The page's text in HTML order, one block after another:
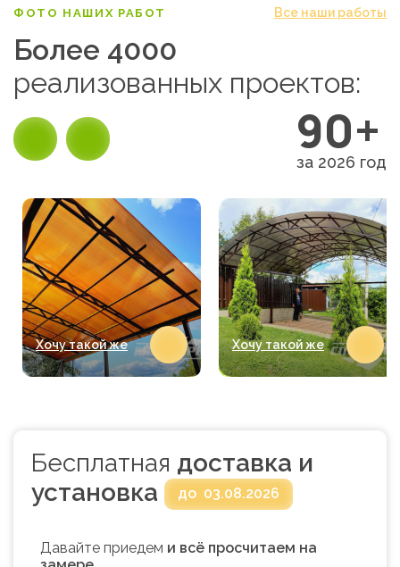
ФОТО НАШИХ РАБОТ Все наши работы
Более 4000
реализованных проектов:
90+
за 2026 год
Хочу такой же Хочу такой же
Бесплатная доставка и
установка
до 03.08.2026
Давайте приедем и всё просчитаем на